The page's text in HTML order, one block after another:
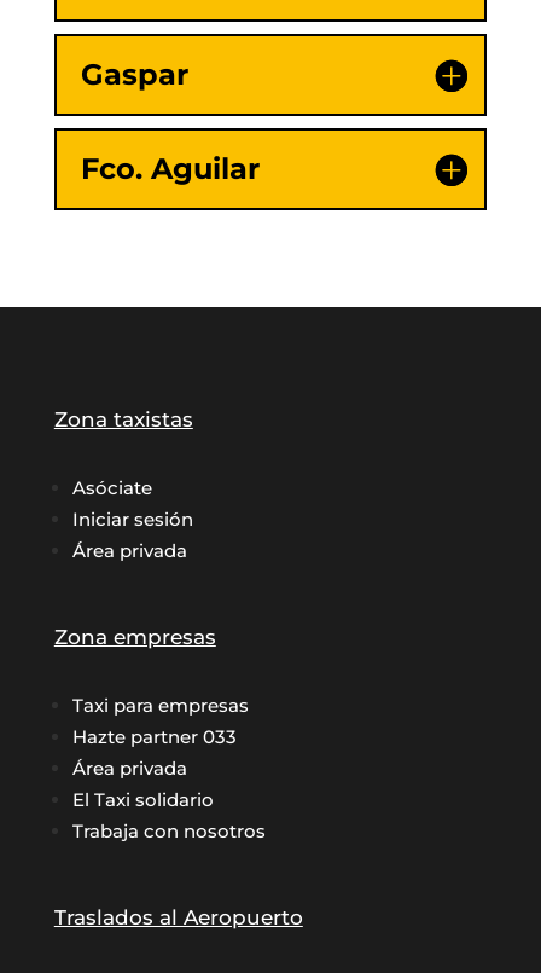
Gaspar
Fco. Aguilar
Zona taxistas
Asóciate
Iniciar sesión
Área privada
Zona empresas
Taxi para empresas
Hazte partner 033
Área privada
El Taxi solidario
Trabaja con nosotros
Traslados al Aeropuerto